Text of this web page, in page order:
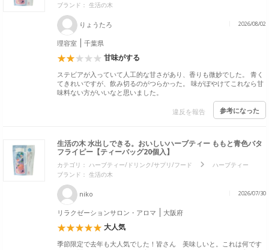
ブランド： 生活の木
りょうたろ 2026/08/02
理容室 千葉県
甘味がする
ステビアが入っていて人工的な甘さがあり、香りも微妙でした。 青く
てきれいですが、飲み切るのがつらかった。 味がぼやけてこれなら甘
味料ない方がいいなと思いました。
違反を報告 参考になった
生活の木 水出しできる。おいしいハーブティー ももと青色バタ
フライピー【ティーバッグ20個入】
カテゴリ： ハーブティー/ドリンク/サプリ/フード
ハーブティー
ブランド： 生活の木
niko 2026/07/30
リラクゼーションサロン・アロマ 大阪府
大人気
季節限定で去年も大人気でした！皆さん 美味しいと。これは何です